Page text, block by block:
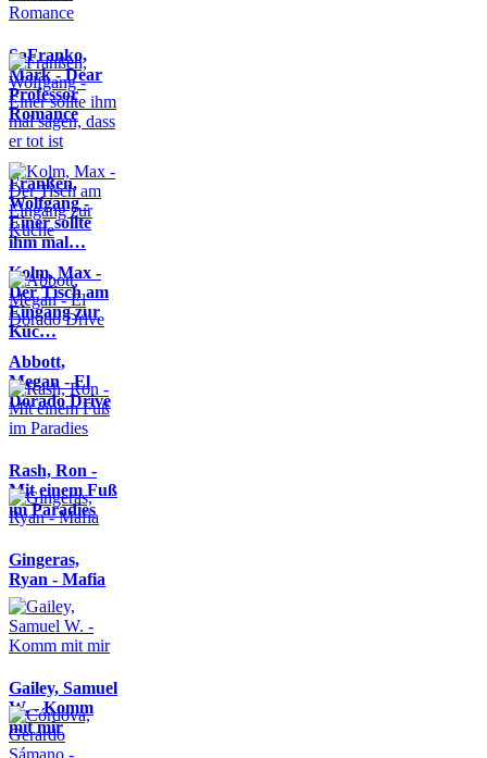
SaFranko,
Mark - Dear
Professor
Romance
Franßen,
Wolfgang -
Einer sollte
ihm mal…
Kolm, Max -
Der Tisch am
Eingang zur
Küc…
Abbott,
Megan - El
Dorado Drive
Rash, Ron -
Mit einem Fuß
im Paradies
Gingeras,
Ryan - Mafia
Gailey, Samuel
W. - Komm
mit mir